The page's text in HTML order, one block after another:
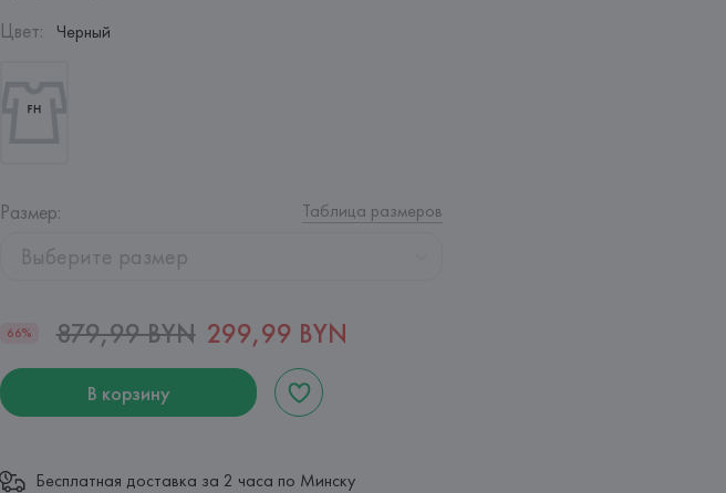
Цвет: Черный
Размер: Таблица размеров
Выберите размер
66% 879,99 BYN 299,99 BYN
В корзину
Бесплатная доставка за 2 часа по Минску